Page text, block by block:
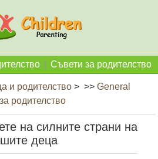
Съвети за родителство
и родителство > >>General
родителство
на силните страни на
деца